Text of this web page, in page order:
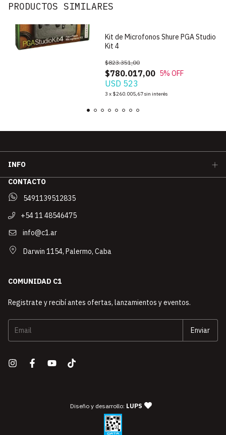
PRODUCTOS SIMILARES
Kit de Microfonos Shure PGA Studio
Kit 4
$780.017,00
$823.351,00
5% OFF
USD 523
3 x $260.005,67sin interés
INFO
CONTACTO
5491139512835
+54 11 48546475
info@c1.ar
Darwin 1154, Palermo, Caba
COMUNIDAD C1
Registrate y recibí antes ofertas, lanzamientos y eventos.
Diseño y desarrollo: LUPS — agencia de diseño y